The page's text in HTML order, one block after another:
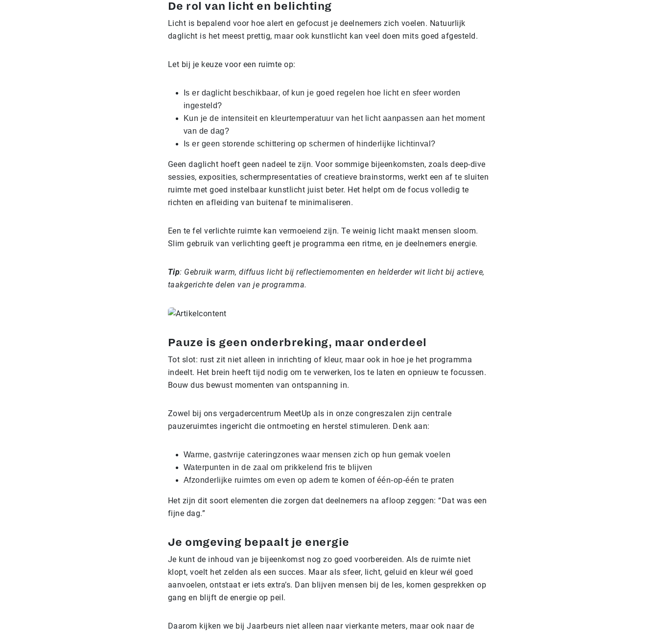
De rol van licht en belichting
Licht is bepalend voor hoe alert en gefocust je deelnemers zich voelen. Natuurlijk
daglicht is het meest prettig, maar ook kunstlicht kan veel doen mits goed afgesteld.
Let bij je keuze voor een ruimte op:
Is er daglicht beschikbaar, of kun je goed regelen hoe licht en sfeer worden
ingesteld?
Kun je de intensiteit en kleurtemperatuur van het licht aanpassen aan het moment
van de dag?
Is er geen storende schittering op schermen of hinderlijke lichtinval?
Geen daglicht hoeft geen nadeel te zijn. Voor sommige bijeenkomsten, zoals deep-dive
sessies, exposities, schermpresentaties of creatieve brainstorms, werkt een af te sluiten
ruimte met goed instelbaar kunstlicht juist beter. Het helpt om de focus volledig te
richten en afleiding van buitenaf te minimaliseren.
Een te fel verlichte ruimte kan vermoeiend zijn. Te weinig licht maakt mensen sloom.
Slim gebruik van verlichting geeft je programma een ritme, en je deelnemers energie.
Tip: Gebruik warm, diffuus licht bij reflectiemomenten en helderder wit licht bij actieve,
taakgerichte delen van je programma.
Pauze is geen onderbreking, maar onderdeel
Tot slot: rust zit niet alleen in inrichting of kleur, maar ook in hoe je het programma
indeelt. Het brein heeft tijd nodig om te verwerken, los te laten en opnieuw te focussen.
Bouw dus bewust momenten van ontspanning in.
Zowel bij ons vergadercentrum MeetUp als in onze congreszalen zijn centrale
pauzeruimtes ingericht die ontmoeting en herstel stimuleren. Denk aan:
Warme, gastvrije cateringzones waar mensen zich op hun gemak voelen
Waterpunten in de zaal om prikkelend fris te blijven
Afzonderlijke ruimtes om even op adem te komen of één-op-één te praten
Het zijn dit soort elementen die zorgen dat deelnemers na afloop zeggen: “Dat was een
fijne dag.”
Je omgeving bepaalt je energie
Je kunt de inhoud van je bijeenkomst nog zo goed voorbereiden. Als de ruimte niet
klopt, voelt het zelden als een succes. Maar als sfeer, licht, geluid en kleur wél goed
aanvoelen, ontstaat er iets extra’s. Dan blijven mensen bij de les, komen gesprekken op
gang en blijft de energie op peil.
Daarom kijken we bij Jaarbeurs niet alleen naar vierkante meters, maar ook naar de